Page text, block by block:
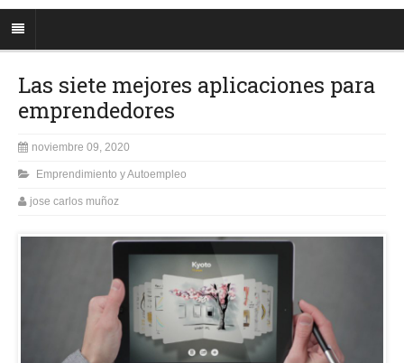
Las siete mejores aplicaciones para
emprendedores
noviembre 09, 2020
Emprendimiento y Autoempleo
jose carlos muñoz